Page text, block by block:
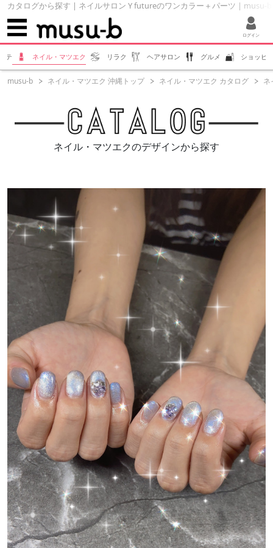
カタログから探す | ネイルサロン Y futureのワンカラー＋パーツ | musu-
ログイン
テ ネイル・マツエク リラク ヘアサロン グルメ ショッピ
musu-b ネイル・マツエク 沖縄トップ ネイル・マツエク カタログ ネ
ネイル・マツエクのデザインから探す